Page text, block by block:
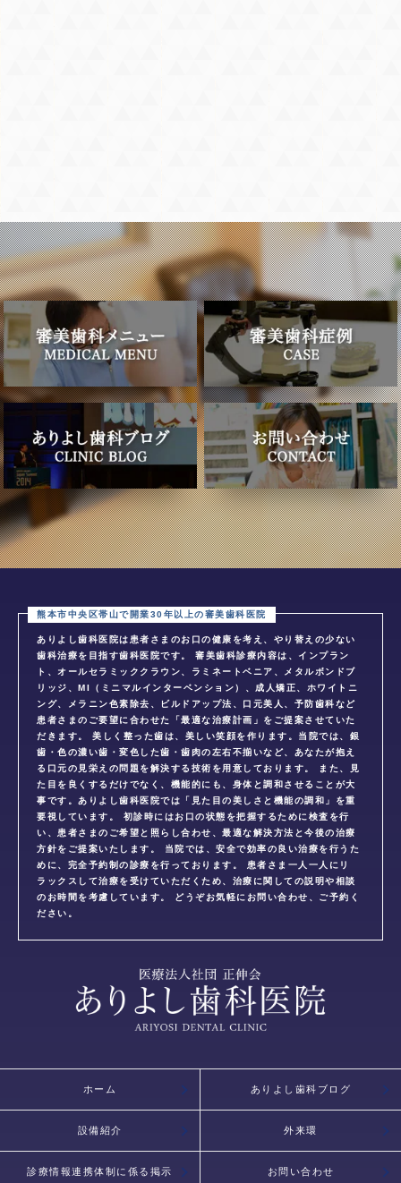
ありよし歯科医院は患者さまのお口の健康を考え、やり替えの少ない
歯科治療を目指す歯科医院です。 審美歯科診療内容は、インプラン
ト、オールセラミッククラウン、ラミネートベニア、メタルボンドブ
リッジ、MI（ミニマルインターベンション）、成人矯正、ホワイトニ
ング、メラニン色素除去、ビルドアップ法、口元美人、予防歯科など
患者さまのご要望に合わせた「最適な治療計画」をご提案させていた
だきます。 美しく整った歯は、美しい笑顔を作ります。当院では、銀
歯・色の濃い歯・変色した歯・歯肉の左右不揃いなど、あなたが抱え
る口元の見栄えの問題を解決する技術を用意しております。 また、見
た目を良くするだけでなく、機能的にも、身体と調和させることが大
事です。ありよし歯科医院では「見た目の美しさと機能の調和」を重
要視しています。 初診時にはお口の状態を把握するために検査を行
い、患者さまのご希望と照らし合わせ、最適な解決方法と今後の治療
方針をご提案いたします。 当院では、安全で効率の良い治療を行うた
めに、完全予約制の診療を行っております。 患者さま一人一人にリ
ラックスして治療を受けていただくため、治療に関しての説明や相談
のお時間を考慮しています。 どうぞお気軽にお問い合わせ、ご予約く
ださい。
ホーム ありよし歯科ブログ
設備紹介 外来環
診療情報連携体制に係る掲示 お問い合わせ